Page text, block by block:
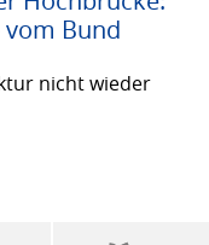
Bund
nicht wieder